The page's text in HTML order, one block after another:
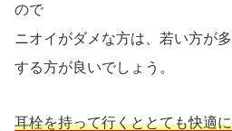
ので
ニオイがダメな方は、若い方が
する方が良いでしょう。
耳栓を持って行くととても快適